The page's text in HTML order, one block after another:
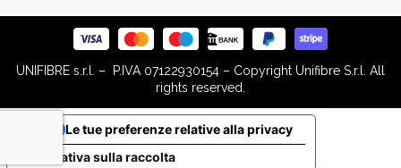
UNIFIBRE s.r.l. – P.IVA 07122930154 – Copyright Unifibre S.r.l. All
rights reserved.
Informativa sulla raccolta
Le tue preferenze relative alla privacy